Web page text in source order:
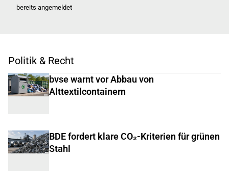
bereits angemeldet
Politik & Recht
bvse warnt vor Abbau von
Alttextilcontainern
BDE fordert klare CO₂-Kriterien für grünen
Stahl